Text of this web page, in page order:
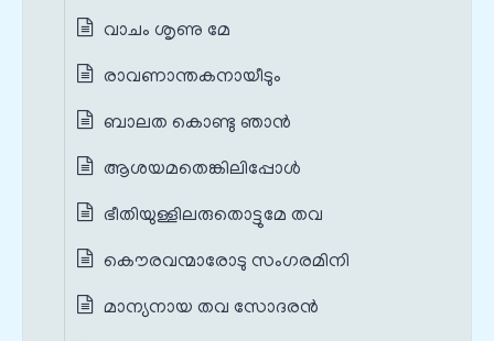
വാചം ശൃണു മേ
രാവണാന്തകനായീടും
ബാലത കൊണ്ടു ഞാൻ
ആശയമതെങ്കിലിപ്പോൾ
ഭീതിയുള്ളിലരുതൊട്ടുമേ തവ
കൌരവന്മാരോടു സംഗരമിനി
മാന്യനായ തവ സോദരൻ